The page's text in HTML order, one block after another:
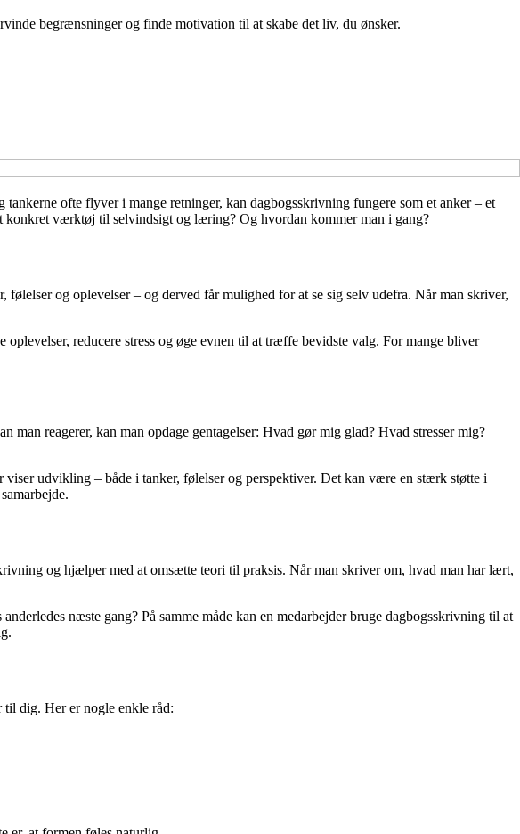
begrænsninger og finde motivation til at skabe det liv, du ønsker.
ofte flyver i mange retninger, kan dagbogsskrivning fungere som et anker – et
konkret værktøj til selvindsigt og læring? Og hvordan kommer man i gang?
og oplevelser – og derved får mulighed for at se sig selv udefra. Når man skriver,
reducere stress og øge evnen til at træffe bevidste valg. For mange bliver
man reagerer, kan man opdage gentagelser: Hvad gør mig glad? Hvad stresser mig?
udvikling – både i tanker, følelser og perspektiver. Det kan være en stærk støtte i
og hjælper med at omsætte teori til praksis. Når man skriver om, hvad man har lært,
næste gang? På samme måde kan en medarbejder bruge dagbogsskrivning til at
til dig. Her er nogle enkle råd: